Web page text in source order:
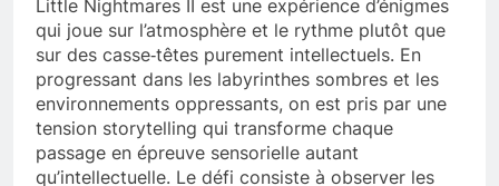
Little Nightmares II est une expérience d’énigmes
qui joue sur l’atmosphère et le rythme plutôt que
sur des casse‑têtes purement intellectuels. En
progressant dans les labyrinthes sombres et les
environnements oppressants, on est pris par une
tension storytelling qui transforme chaque
passage en épreuve sensorielle autant
qu’intellectuelle. Le défi consiste à observer les